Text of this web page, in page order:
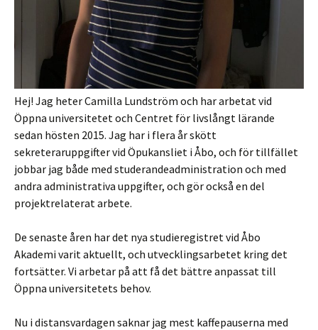
Hej! Jag heter Camilla Lundström och har arbetat vid
Öppna universitetet och Centret för livslångt lärande
sedan hösten 2015. Jag har i flera år skött
sekreteraruppgifter vid Öpukansliet i Åbo, och för tillfället
jobbar jag både med studerandeadministration och med
andra administrativa uppgifter, och gör också en del
projektrelaterat arbete.
De senaste åren har det nya studieregistret vid Åbo
Akademi varit aktuellt, och utvecklingsarbetet kring det
fortsätter. Vi arbetar på att få det bättre anpassat till
Öppna universitetets behov.
Nu i distansvardagen saknar jag mest kaffepauserna med